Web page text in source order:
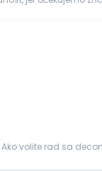
volite rad sa